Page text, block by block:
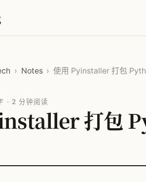
› Notes › 使用 Pyinstaller 打包
· 2 分钟阅读
打包